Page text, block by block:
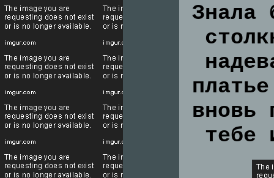
Знала
вновь
тебе